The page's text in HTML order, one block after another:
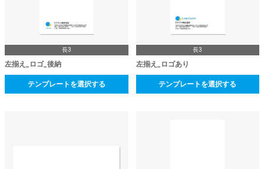
長3
左揃え_ロゴ_後納
テンプレートを選択する
長3
左揃え_ロゴあり
テンプレートを選択する